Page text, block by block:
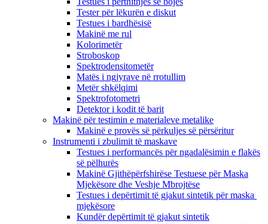
Tester për lëkurën e diskut
Testues i bardhësisë
Makinë me rul
Kolorimetër
Stroboskop
Spektrodensitometër
Matës i ngjyrave në rrotullim
Metër shkëlqimi
Spektrofotometri
Detektor i kodit të barit
Makinë për testimin e materialeve metalike
Makinë e provës së përkuljes së përsëritur
Instrumenti i zbulimit të maskave
Testues i performancës për ngadalësimin e flakës
së pëlhurës
Makinë Gjithëpërfshirëse Testuese për Maska
Mjekësore dhe Veshje Mbrojtëse
Testues i depërtimit të gjakut sintetik për maska ​​
mjekësore
Kundër depërtimit të gjakut sintetik